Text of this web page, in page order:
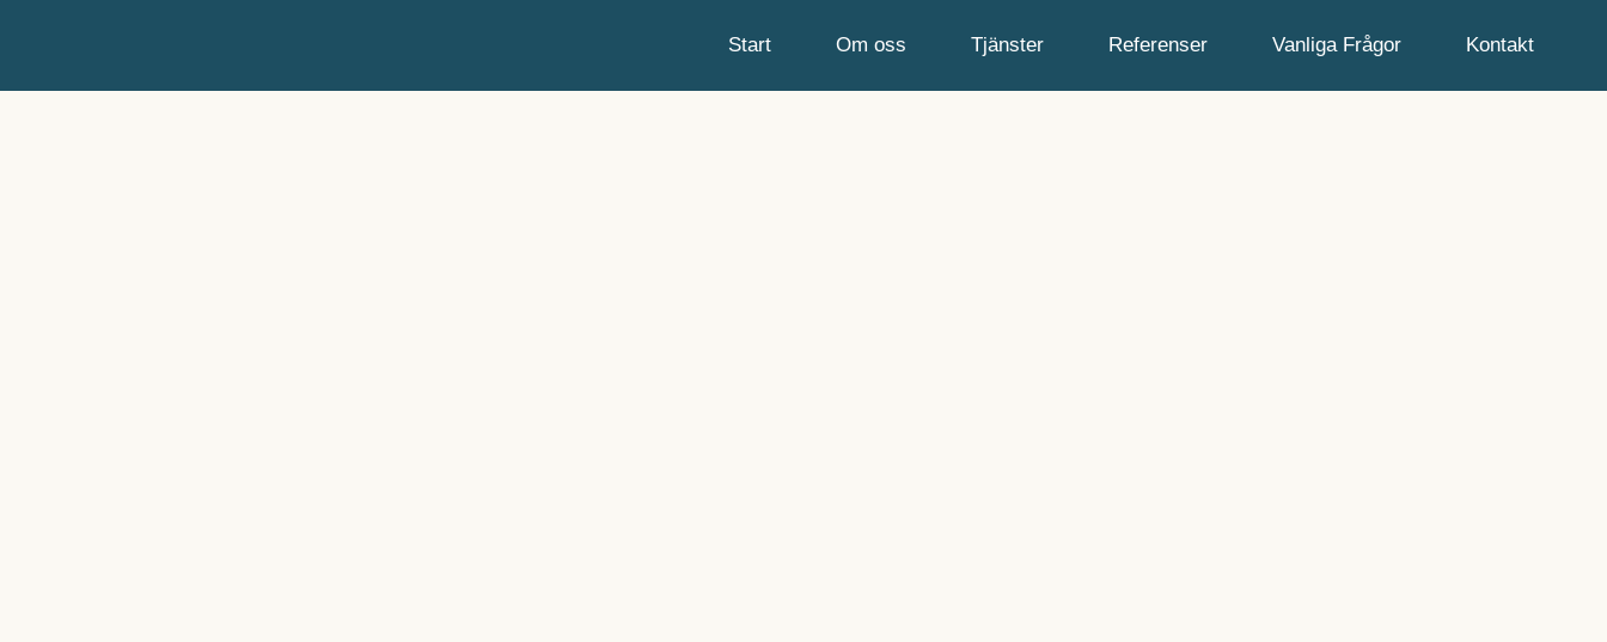
Start Om oss Tjänster Referenser Vanliga Frågor Kontakt